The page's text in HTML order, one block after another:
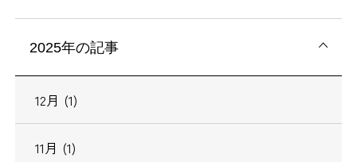
2025年の記事
12月 (1)
11月 (1)